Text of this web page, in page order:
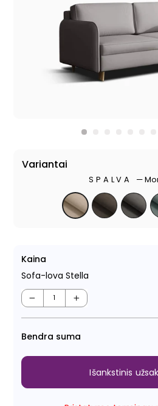
Variantai
SPALVA —
Kaina
Sofa-lova Stella
− +
Bendra suma
Išankstinis